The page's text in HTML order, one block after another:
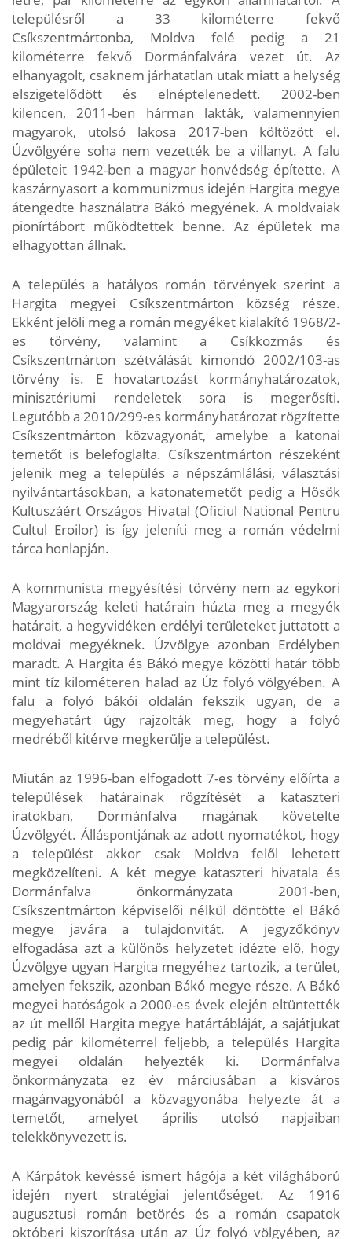
településről a 33 kilométerre fekvő
Csíkszentmártonba, Moldva felé pedig a 21
kilométerre fekvő Dormánfalvára vezet út. Az
elhanyagolt, csaknem járhatatlan utak miatt a helység
elszigetelődött és elnéptelenedett. 2002-ben
kilencen, 2011-ben hárman lakták, valamennyien
magyarok, utolsó lakosa 2017-ben költözött el.
Úzvölgyére soha nem vezették be a villanyt. A falu
épületeit 1942-ben a magyar honvédség építette. A
kaszárnyasort a kommunizmus idején Hargita megye
átengedte használatra Bákó megyének. A moldvaiak
pionírtábort működtettek benne. Az épületek ma
elhagyottan állnak.
A település a hatályos román törvények szerint a
Hargita megyei Csíkszentmárton község része.
Ekként jelöli meg a román megyéket kialakító 1968/2-
es törvény, valamint a Csíkkozmás és
Csíkszentmárton szétválását kimondó 2002/103-as
törvény is. E hovatartozást kormányhatározatok,
minisztériumi rendeletek sora is megerősíti.
Legutóbb a 2010/299-es kormányhatározat rögzítette
Csíkszentmárton közvagyonát, amelybe a katonai
temetőt is belefoglalta. Csíkszentmárton részeként
jelenik meg a település a népszámlálási, választási
nyilvántartásokban, a katonatemetőt pedig a Hősök
Kultuszáért Országos Hivatal (Oficiul National Pentru
Cultul Eroilor) is így jeleníti meg a román védelmi
tárca honlapján.
A kommunista megyésítési törvény nem az egykori
Magyarország keleti határain húzta meg a megyék
határait, a hegyvidéken erdélyi területeket juttatott a
moldvai megyéknek. Úzvölgye azonban Erdélyben
maradt. A Hargita és Bákó megye közötti határ több
mint tíz kilométeren halad az Úz folyó völgyében. A
falu a folyó bákói oldalán fekszik ugyan, de a
megyehatárt úgy rajzolták meg, hogy a folyó
medréből kitérve megkerülje a települést.
Miután az 1996-ban elfogadott 7-es törvény előírta a
települések határainak rögzítését a kataszteri
iratokban, Dormánfalva magának követelte
Úzvölgyét. Álláspontjának az adott nyomatékot, hogy
a települést akkor csak Moldva felől lehetett
megközelíteni. A két megye kataszteri hivatala és
Dormánfalva önkormányzata 2001-ben,
Csíkszentmárton képviselői nélkül döntötte el Bákó
megye javára a tulajdonvitát. A jegyzőkönyv
elfogadása azt a különös helyzetet idézte elő, hogy
Úzvölgye ugyan Hargita megyéhez tartozik, a terület,
amelyen fekszik, azonban Bákó megye része. A Bákó
megyei hatóságok a 2000-es évek elején eltüntették
az út mellől Hargita megye határtábláját, a sajátjukat
pedig pár kilométerrel feljebb, a település Hargita
megyei oldalán helyezték ki. Dormánfalva
önkormányzata ez év márciusában a kisváros
magánvagyonából a közvagyonába helyezte át a
temetőt, amelyet április utolsó napjaiban
telekkönyvezett is.
A Kárpátok kevéssé ismert hágója a két világháború
idején nyert stratégiai jelentőséget. Az 1916
augusztusi román betörés és a román csapatok
októberi kiszorítása után az Úz folyó völgyében, az